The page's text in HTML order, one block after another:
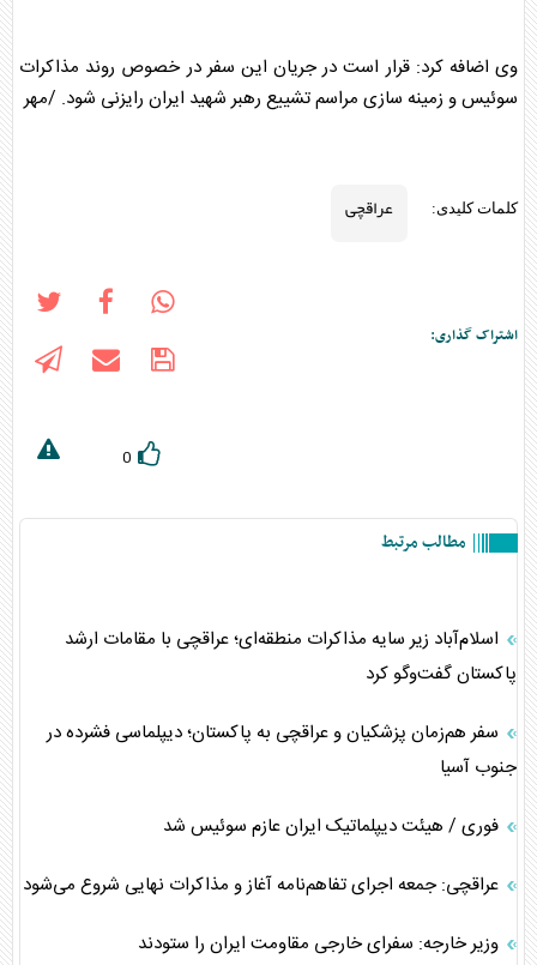
وی اضافه کرد: قرار است در جریان این سفر در خصوص روند مذاکرات
سوئیس و زمینه سازی مراسم تشییع رهبر شهید ایران رایزنی شود. /مهر
کلمات کلیدی: عراقچی
اشتراک گذاری:
0
مطالب مرتبط
اسلام‌آباد زیر سایه مذاکرات منطقه‌ای؛ عراقچی با مقامات ارشد
پاکستان گفت‌وگو کرد
سفر هم‌زمان پزشکیان و عراقچی به پاکستان؛ دیپلماسی فشرده در
جنوب آسیا
فوری / هیئت دیپلماتیک ایران عازم سوئیس شد
عراقچی: جمعه اجرای تفاهم‌نامه آغاز و مذاکرات نهایی شروع می‌شود
وزیر خارجه: سفرای خارجی مقاومت ایران را ستودند